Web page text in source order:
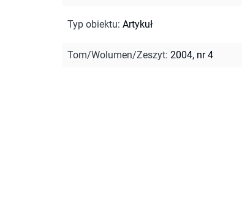
Typ obiektu: Artykuł
Tom/Wolumen/Zeszyt: 2004, nr 4